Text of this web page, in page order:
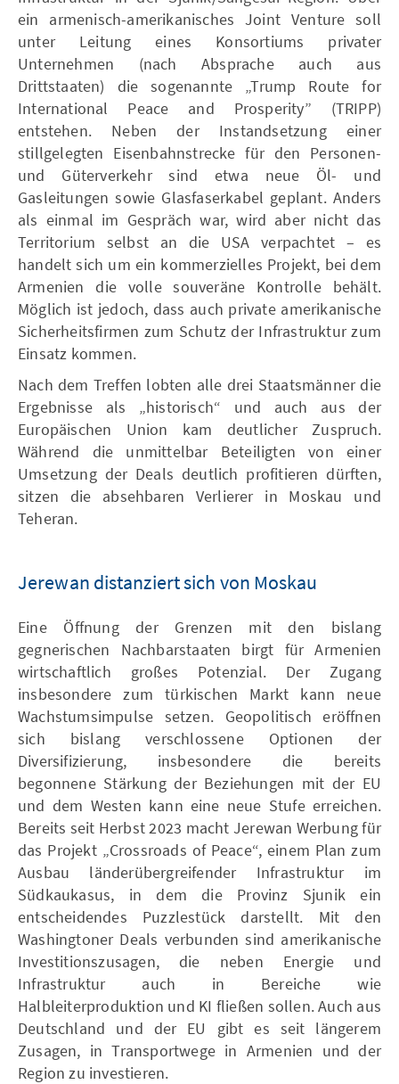
ein armenisch-amerikanisches Joint Venture soll
unter Leitung eines Konsortiums privater
Unternehmen (nach Absprache auch aus
Drittstaaten) die sogenannte „Trump Route for
International Peace and Prosperity” (TRIPP)
entstehen. Neben der Instandsetzung einer
stillgelegten Eisenbahnstrecke für den Personen-
und Güterverkehr sind etwa neue Öl- und
Gasleitungen sowie Glasfaserkabel geplant. Anders
als einmal im Gespräch war, wird aber nicht das
Territorium selbst an die USA verpachtet – es
handelt sich um ein kommerzielles Projekt, bei dem
Armenien die volle souveräne Kontrolle behält.
Möglich ist jedoch, dass auch private amerikanische
Sicherheitsfirmen zum Schutz der Infrastruktur zum
Einsatz kommen.
Nach dem Treffen lobten alle drei Staatsmänner die
Ergebnisse als „historisch“ und auch aus der
Europäischen Union kam deutlicher Zuspruch.
Während die unmittelbar Beteiligten von einer
Umsetzung der Deals deutlich profitieren dürften,
sitzen die absehbaren Verlierer in Moskau und
Teheran.
Jerewan distanziert sich von Moskau
Eine Öffnung der Grenzen mit den bislang
gegnerischen Nachbarstaaten birgt für Armenien
wirtschaftlich großes Potenzial. Der Zugang
insbesondere zum türkischen Markt kann neue
Wachstumsimpulse setzen. Geopolitisch eröffnen
sich bislang verschlossene Optionen der
Diversifizierung, insbesondere die bereits
begonnene Stärkung der Beziehungen mit der EU
und dem Westen kann eine neue Stufe erreichen.
Bereits seit Herbst 2023 macht Jerewan Werbung für
das Projekt „Crossroads of Peace“, einem Plan zum
Ausbau länderübergreifender Infrastruktur im
Südkaukasus, in dem die Provinz Sjunik ein
entscheidendes Puzzlestück darstellt. Mit den
Washingtoner Deals verbunden sind amerikanische
Investitionszusagen, die neben Energie und
Infrastruktur auch in Bereiche wie
Halbleiterproduktion und KI fließen sollen. Auch aus
Deutschland und der EU gibt es seit längerem
Zusagen, in Transportwege in Armenien und der
Region zu investieren.